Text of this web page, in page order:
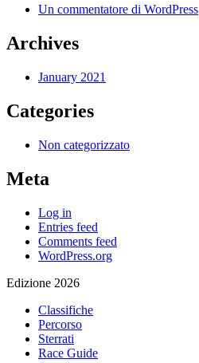
Un commentatore di WordPress
Archives
January 2021
Categories
Non categorizzato
Meta
Log in
Entries feed
Comments feed
WordPress.org
Edizione 2026
Classifiche
Percorso
Sterrati
Race Guide